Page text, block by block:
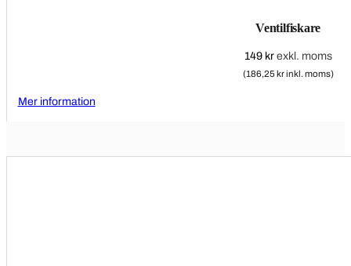
Ventilfiskare
149 kr exkl. moms
(186,25 kr inkl. moms)
Mer information